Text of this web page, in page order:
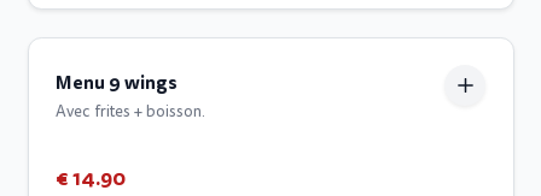
Menu 9 wings
Avec frites + boisson.
€ 14.90